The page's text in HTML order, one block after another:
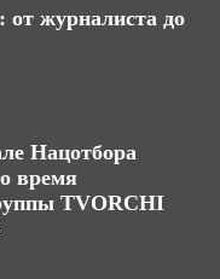
журналиста до
Нацотбора
время
TVORCHI